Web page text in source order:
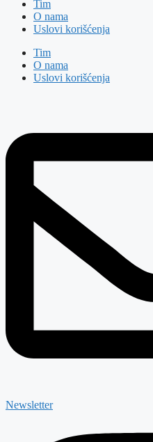
Tim
O nama
Uslovi korišćenja
Tim
O nama
Uslovi korišćenja
Newsletter